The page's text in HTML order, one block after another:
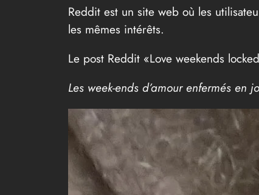
Reddit est un site web où les
les mêmes intérêts.
Le post Reddit «Love weekends
Les week-ends d’amour enfermés en